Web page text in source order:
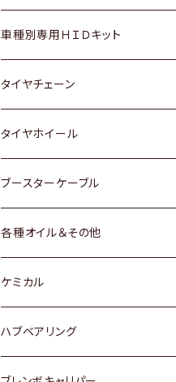
マツダ
三菱
スバル
レクサス
ダイハツ
マツダ
三菱
スバル
日産
いすゞ
ダイハツ
マツダ
三菱
スバル
スズキ
日産
ダイハツ
スバル
ホンダ
スズキ
日産
ダイハツ
マツダ
ホンダ
スズキ
日産
ダイハツ
マツダ
スバル
車種別専用ＨＩＤキット
トヨタ
マツダ
タイヤチェーン
タイヤホイール
トヨタ
ホンダ
スズキ
日産
ブースターケーブル
各種オイル＆その他
ディーデル洗浄添加剤
ケミカル
ハブベアリング